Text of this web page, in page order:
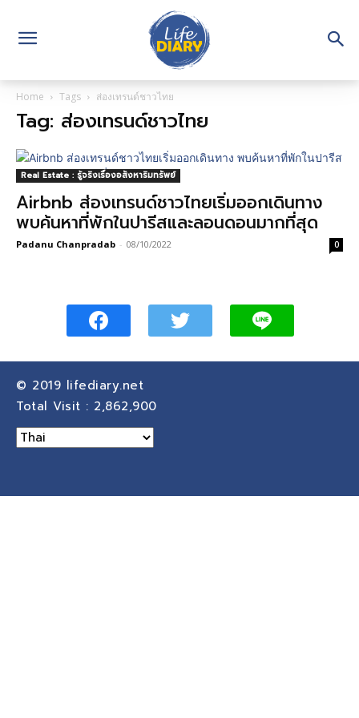
Home Tags ส่องเทรนด์ชาวไทย
Tag: ส่องเทรนด์ชาวไทย
Real Estate : รู้จริงเรื่องอสังหาริมทรัพย์
Airbnb ส่องเทรนด์ชาวไทยเริ่มออกเดินทาง
พบค้นหาที่พักในปารีสและลอนดอนมากที่สุด
Padanu Chanpradab - 08/10/2022 0
© 2019 lifediary.net
Total Visit : 2,862,900